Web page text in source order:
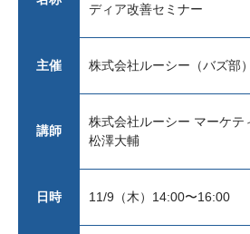
ディア改善セミナー
主催 株式会社ルーシー（バズ部）
講師
株式会社ルーシー マーケテ
松澤大輔
日時 11/9（木）14:00〜16:00